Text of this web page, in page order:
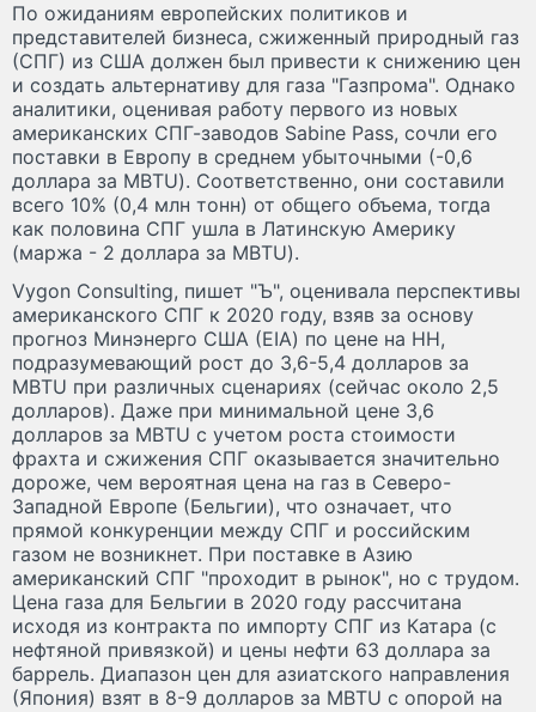
По ожиданиям европейских политиков и
представителей бизнеса, сжиженный природный газ
(СПГ) из США должен был привести к снижению цен
и создать альтернативу для газа "Газпрома". Однако
аналитики, оценивая работу первого из новых
американских СПГ-заводов Sabine Pass, сочли его
поставки в Европу в среднем убыточными (-0,6
доллара за MBTU). Соответственно, они составили
всего 10% (0,4 млн тонн) от общего объема, тогда
как половина СПГ ушла в Латинскую Америку
(маржа - 2 доллара за MBTU).
Vygon Consulting, пишет "Ъ", оценивала перспективы
американского СПГ к 2020 году, взяв за основу
прогноз Минэнерго США (EIA) по цене на HH,
подразумевающий рост до 3,6-5,4 долларов за
MBTU при различных сценариях (сейчас около 2,5
долларов). Даже при минимальной цене 3,6
долларов за MBTU с учетом роста стоимости
фрахта и сжижения СПГ оказывается значительно
дороже, чем вероятная цена на газ в Северо-
Западной Европе (Бельгии), что означает, что
прямой конкуренции между СПГ и российским
газом не возникнет. При поставке в Азию
американский СПГ "проходит в рынок", но с трудом.
Цена газа для Бельгии в 2020 году рассчитана
исходя из контракта по импорту СПГ из Катара (с
нефтяной привязкой) и цены нефти 63 доллара за
баррель. Диапазон цен для азиатского направления
(Япония) взят в 8-9 долларов за MBTU с опорой на